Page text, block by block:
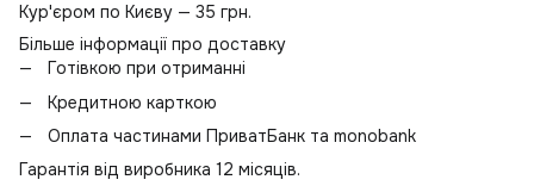
Кур'єром по Києву — 35 грн.
Більше інформації про доставку
Готівкою при отриманні
Кредитною карткою
Оплата частинами ПриватБанк та monobank
Гарантія від виробника 12 місяців.